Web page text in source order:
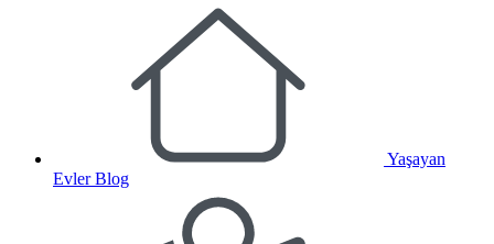
Yaşayan
Evler Blog